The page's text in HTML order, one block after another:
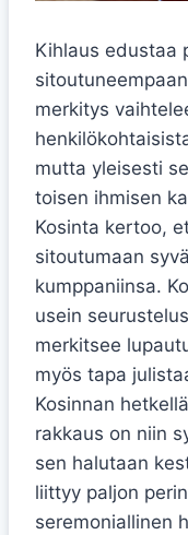
Kihlaus edustaa
merkitys
mutta yleisesti
toisen ihmisen
Kosinta kertoo,
sitoutumaan
kumppaniinsa.
usein
merkitsee
myös tapa
Kosinnan
rakkaus on niin
sen halutaan
liittyy paljon
seremoniallinen